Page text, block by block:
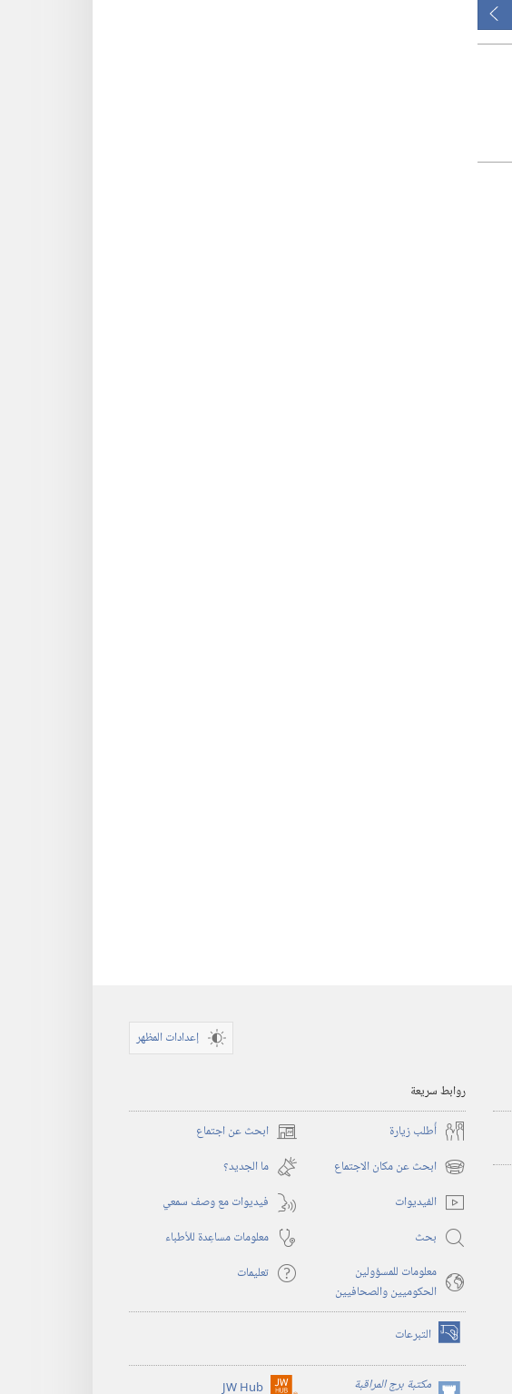
إعدادات المظهر
روابط سريعة
أُطلب زيارة
ابحث عن اجتماع (يفتح
نافذة
جديدة)
ابحث عن مكان الاجتماع (يفتح
نافذة
ما الجديد؟‏
الفيديوات
فيديوات مع وصف سمعي
بحث
معلومات مساعِدة للأطباء
معلومات للمسؤولين
الحكوميين والصحافيين
تعليمات
التبرعات (يفتح
نافذة
جديدة) مكتبة برج المراقبة JW Hub